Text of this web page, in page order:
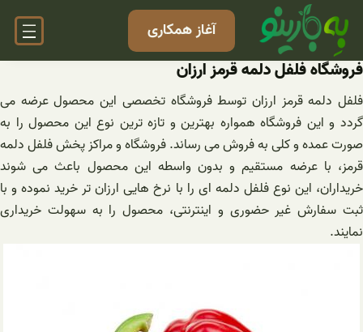
محتوا
آغاز همکاری
فروشگاه فلفل دلمه قرمز ارزان
فلفل دلمه قرمز ارزان توسط فروشگاه تخصصی این محصول عرضه می
گردد و این فروشگاه همواره بهترین و تازه ترین نوع این محصول را به
صورت عمده و کلی به فروش می رساند. فروشگاه و مراکز پخش فلفل دلمه
قرمز، با عرضه مستقیم و بدون واسطه این محصول باعث می شوند
خریداران، این نوع فلفل دلمه ای را با نرخ هایی ارزان تر خرید نموده و با
ثبت سفارش غیر حضوری و اینترنتی، محصول را به سهولت خریداری
نمایند.